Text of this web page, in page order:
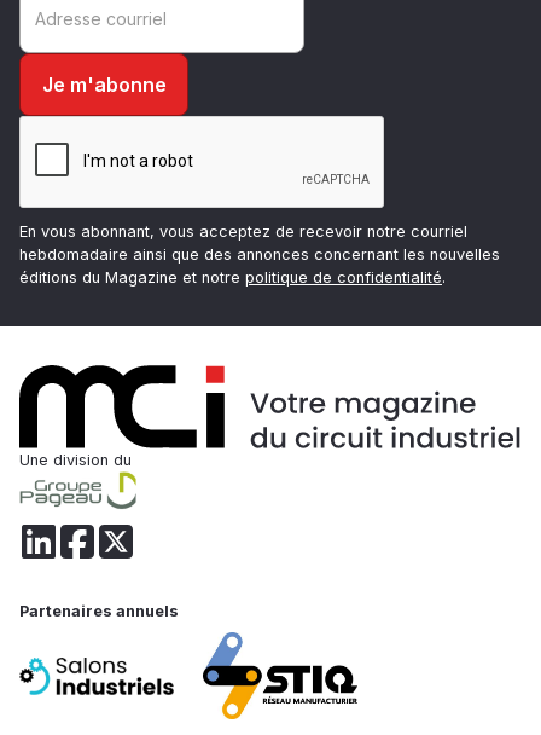
En vous abonnant, vous acceptez de recevoir notre courriel
hebdomadaire ainsi que des annonces concernant les nouvelles
éditions du Magazine et notre politique de confidentialité.
Une division du
Partenaires annuels